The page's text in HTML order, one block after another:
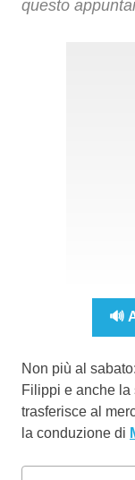
questo
🔊
Non più al sabato:
Filippi e anche la
trasferisce al
la conduzione di